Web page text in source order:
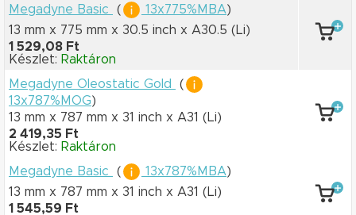
Megadyne Basic
( 13x775%MBA)
13 mm x 775 mm x 30.5 inch x A30.5 (Li)
1 529,08 Ft
Készlet: Raktáron
Megadyne Oleostatic Gold
(
13x787%MOG)
13 mm x 787 mm x 31 inch x A31 (Li)
2 419,35 Ft
Készlet: Raktáron
Megadyne Basic
( 13x787%MBA)
13 mm x 787 mm x 31 inch x A31 (Li)
1 545,59 Ft